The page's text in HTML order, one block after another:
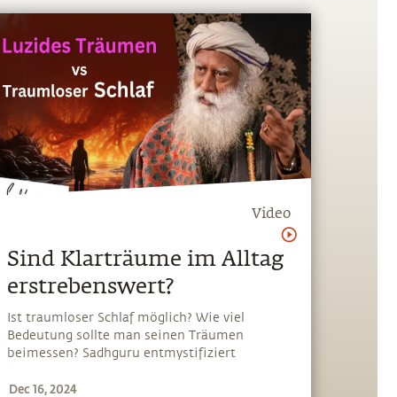
Video
Sind Klarträume im Alltag
erstrebenswert?
Ist traumloser Schlaf möglich? Wie viel
Bedeutung sollte man seinen Träumen
beimessen? Sadhguru entmystifiziert
und gibt einen einfachen Rat für ruhigen
Dec 16, 2024